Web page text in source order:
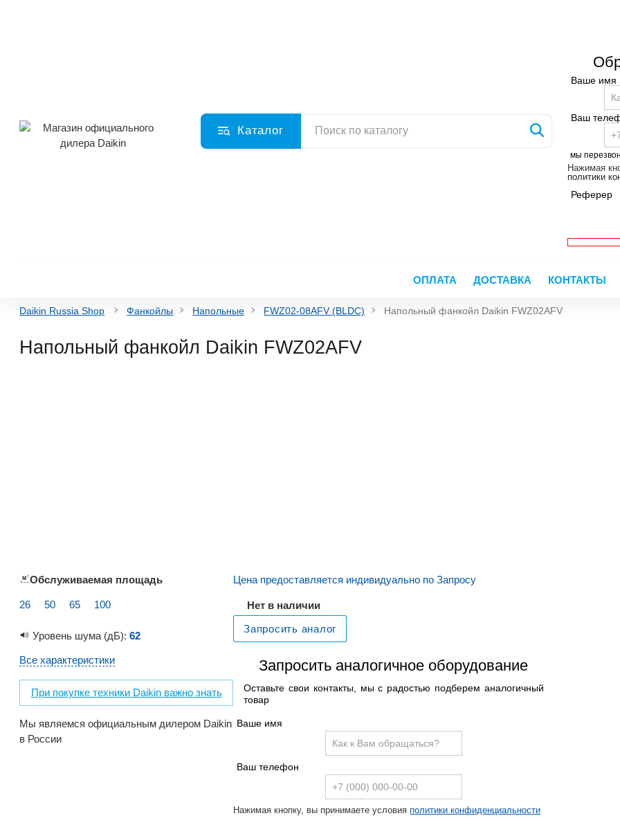
Каталог
Ваше имя
Ваш
мы
Нажимая
политики
Реферер
ОПЛАТА ДОСТАВКА КОНТАКТЫ
Daikin Russia Shop Фанкойлы Напольные FWZ02-08AFV (BLDC) Напольный фанкойл Daikin FWZ02AFV
Напольный фанкойл Daikin FWZ02AFV
Цена предоставляется индивидуально по Запросу
Нет в наличии
Запросить аналог
Запросить аналогичное оборудование
Оставьте свои контакты, мы с радостью подберем аналогичный
товар
Ваше имя
Ваш телефон
Нажимая кнопку, вы принимаете условияполитики конфиденциальности
Обслуживаемая площадь
26 50 65 100
Уровень шума (дБ):62
Все характеристики
При покупке техники Daikin важно знать
Мы являемся официальным дилером Daikin
в России